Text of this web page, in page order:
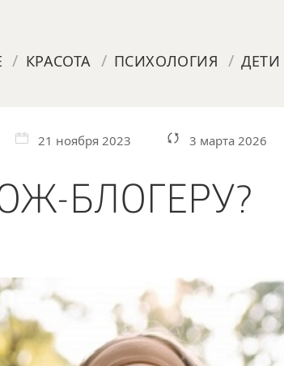
/ КРАСОТА / ПСИХОЛОГИЯ / ДЕТИ
21 ноября 2023 3 марта 2026
БЛОГЕРУ?